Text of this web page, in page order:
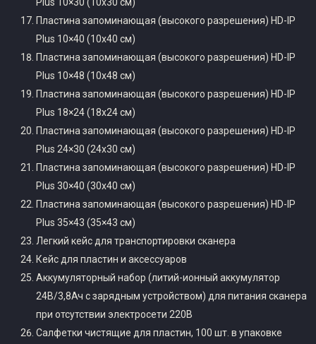
Plus 10×30 (10х30 см)
Пластина запоминающая (высокого разрешения) HD-IP
Plus 10×40 (10х40 см)
Пластина запоминающая (высокого разрешения) HD-IP
Plus 10×48 (10х48 см)
Пластина запоминающая (высокого разрешения) HD-IP
Plus 18×24 (18х24 см)
Пластина запоминающая (высокого разрешения) HD-IP
Plus 24×30 (24х30 см)
Пластина запоминающая (высокого разрешения) HD-IP
Plus 30×40 (30х40 см)
Пластина запоминающая (высокого разрешения) HD-IP
Plus 35×43 (35×43 см)
Легкий кейс для транспортировки сканера
Кейс для пластин и аксессуаров
Аккумуляторный набор (литий-ионный аккумулятор
24В/3,8Ач с зарядным устройством) для питания сканера
при отсутствии электросети 220В
Салфетки чистящие для пластин, 100 шт. в упаковке